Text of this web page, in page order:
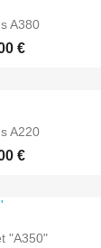
rapide
A380
€
rapide
A220
€
rapide
"A350"